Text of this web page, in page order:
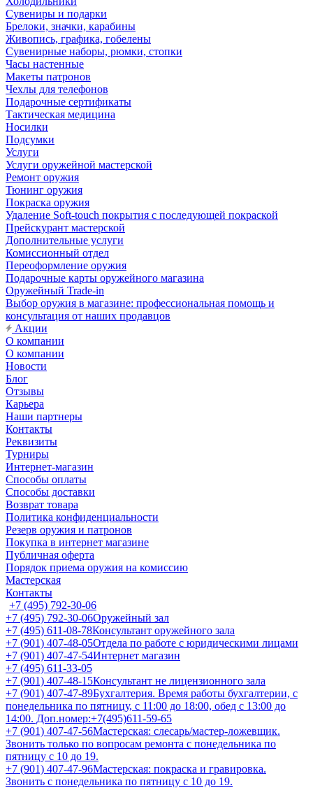
Сувениры и подарки
Брелоки, значки, карабины
Живопись, графика, гобелены
Сувенирные наборы, рюмки, стопки
Часы настенные
Макеты патронов
Чехлы для телефонов
Подарочные сертификаты
Тактическая медицина
Носилки
Подсумки
Услуги
Услуги оружейной мастерской
Ремонт оружия
Тюнинг оружия
Покраска оружия
Удаление Soft-touch покрытия с последующей покраской
Прейскурант мастерской
Дополнительные услуги
Комиссионный отдел
Переоформление оружия
Подарочные карты оружейного магазина
Оружейный Trade-in
Выбор оружия в магазине: профессиональная помощь и
консультация от наших продавцов
Акции
О компании
О компании
Новости
Блог
Отзывы
Карьера
Наши партнеры
Контакты
Реквизиты
Турниры
Интернет-магазин
Способы оплаты
Способы доставки
Возврат товара
Политика конфиденциальности
Резерв оружия и патронов
Покупка в интернет магазине
Публичная оферта
Порядок приема оружия на комиссию
Мастерская
Контакты
+7 (495) 792-30-06
+7 (495) 792-30-06Оружейный зал
+7 (495) 611-08-78Консультант оружейного зала
+7 (901) 407-48-05Отдела по работе с юридическими лицами
+7 (901) 407-47-54Интернет магазин
+7 (495) 611-33-05
+7 (901) 407-48-15Консультант не лицензионного зала
+7 (901) 407-47-89Бухгалтерия. Время работы бухгалтерии, с
понедельника по пятницу, с 11:00 до 18:00, обед с 13:00 до
14:00. Доп.номер:+7(495)611-59-65
+7 (901) 407-47-56Мастерская: слесарь/мастер-ложевщик.
Звонить только по вопросам ремонта с понедельника по
пятницу с 10 до 19.
+7 (901) 407-47-96Мастерская: покраска и гравировка.
Звонить с понедельника по пятницу с 10 до 19.